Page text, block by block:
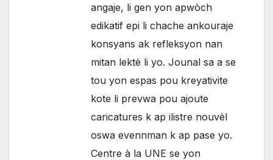
angaje, li gen yon apwòch
edikatif epi li chache ankouraje
konsyans ak refleksyon nan
mitan lektè li yo. Jounal sa a se
tou yon espas pou kreyativite
kote li prevwa pou ajoute
caricatures k ap ilistre nouvèl
oswa evennman k ap pase yo.
Centre à la UNE se yon